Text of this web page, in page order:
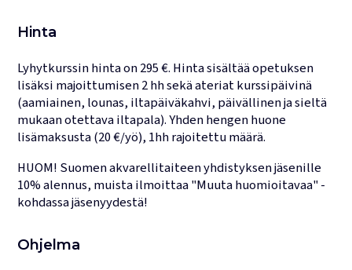
Hinta
Lyhytkurssin hinta on 295 €. Hinta sisältää opetuksen
lisäksi majoittumisen 2 hh sekä ateriat kurssipäivinä
(aamiainen, lounas, iltapäiväkahvi, päivällinen ja sieltä
mukaan otettava iltapala). Yhden hengen huone
lisämaksusta (20 €/yö), 1hh rajoitettu määrä.
HUOM! Suomen akvarellitaiteen yhdistyksen jäsenille
10% alennus, muista ilmoittaa "Muuta huomioitavaa" -
kohdassa jäsenyydestä!
Ohjelma